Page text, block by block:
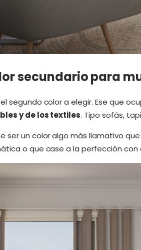
secundario para
segundo color a elegir. Ese que
y de los textiles. Tipo sofás,
ser un color algo más llamativo
o que case a la perfección